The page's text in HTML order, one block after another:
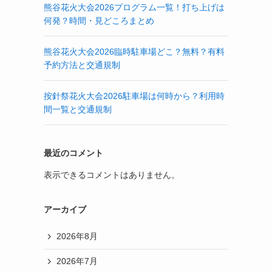
熊谷花火大会2026プログラム一覧！打ち上げは
何発？時間・見どころまとめ
熊谷花火大会2026臨時駐車場どこ？無料？有料
予約方法と交通規制
按針祭花火大会2026駐車場は何時から？利用時
間一覧と交通規制
最近のコメント
表示できるコメントはありません。
アーカイブ
2026年8月
2026年7月